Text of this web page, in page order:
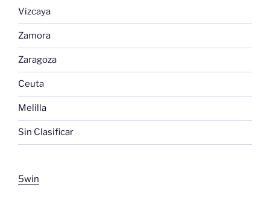
Vizcaya
Zamora
Zaragoza
Ceuta
Melilla
Sin Clasificar
5win